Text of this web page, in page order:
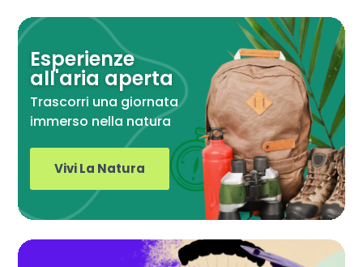
Esperienze
all'aria aperta
Trascorri una giornata
immerso nella natura
Vivi La Natura